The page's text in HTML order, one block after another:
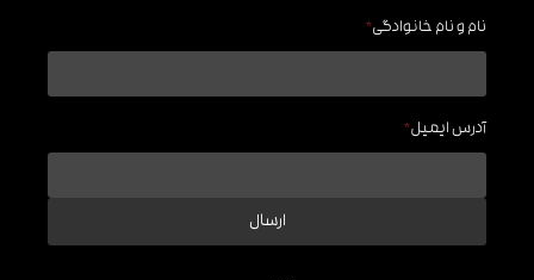
نام و نام خانوادگی*
آدرس ایمیل*
ارسال